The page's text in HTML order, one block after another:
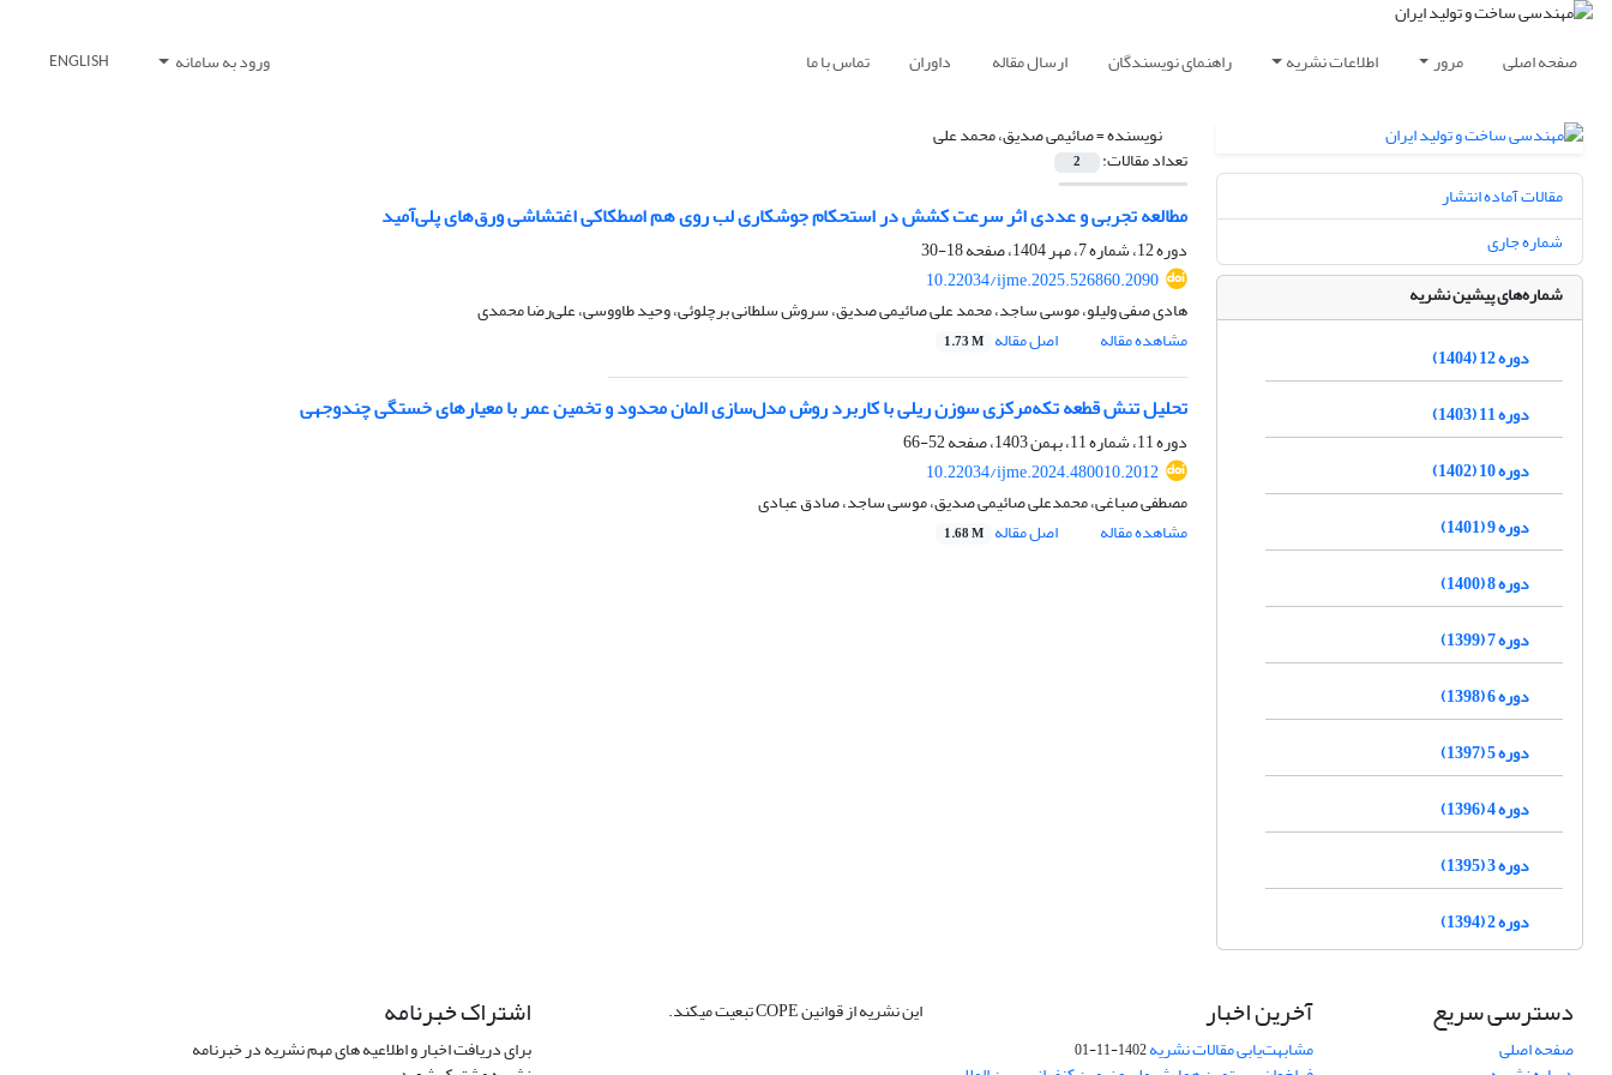
صفحه اصلی مرور اطلاعات نشریه راهنمای نویسندگان ارسال مقاله داوران تماس با ما ورود به سامانه ENGLISH
نویسنده =صائیمی صدیق، محمد علی
تعداد مقالات: 2
مطالعه تجربی و عددی اثر سرعت کشش در استحکام جوشکاری لب روی هم اصطکاکی اغتشاشی ورق‌‌های پلی‌آمید
دوره 12، شماره 7، مهر 1404، صفحه
18-30
10.22034/ijme.2025.526860.2090
هادی صفی ولیلو، موسی ساجد، محمد علی صائیمی صدیق، سروش سلطانی برچلوئی، وحید طاووسی، علی‌رضا محمدی
مشاهده مقاله
اصل مقاله 1.73 M
تحلیل تنش قطعه تکه‌مرکزی سوزن ریلی با کاربرد روش مدل‌سازی المان محدود و تخمین عمر با معیارهای خستگی چندوجهی
دوره 11، شماره 11، بهمن 1403، صفحه
52-66
10.22034/ijme.2024.480010.2012
مصطفی صباغی، محمدعلی صائیمی صدیق، موسی ساجد، صادق عبادی
مشاهده مقاله
اصل مقاله 1.68 M
مقالات آماده انتشار
شماره جاری
شماره‌های پیشین نشریه
دوره 12 (1404)
دوره 11 (1403)
دوره 10 (1402)
دوره 9 (1401)
دوره 8 (1400)
دوره 7 (1399)
دوره 6 (1398)
دوره 5 (1397)
دوره 4 (1396)
دوره 3 (1395)
دوره 2 (1394)
دسترسی سریع
صفحه اصلی
آخرین اخبار
مشابهت‌یابی مقالات نشریه1402-11-01
این نشریه از قوانین COPE تبعیت میکند. اشتراک خبرنامه
برای دریافت اخبار و اطلاعیه های مهم نشریه در خبرنامه